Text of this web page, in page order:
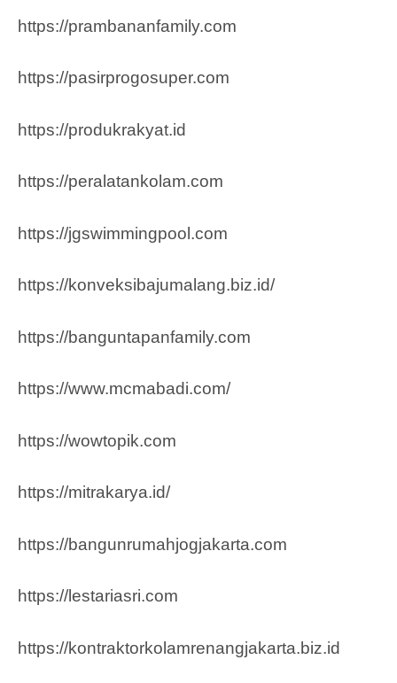
https://prambananfamily.com
https://pasirprogosuper.com
https://produkrakyat.id
https://peralatankolam.com
https://jgswimmingpool.com
https://konveksibajumalang.biz.id/
https://banguntapanfamily.com
https://www.mcmabadi.com/
https://wowtopik.com
https://mitrakarya.id/
https://bangunrumahjogjakarta.com
https://lestariasri.com
https://kontraktorkolamrenangjakarta.biz.id